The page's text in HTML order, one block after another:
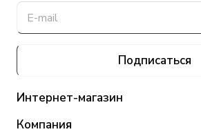
Подписаться
Интернет-магазин
Компания